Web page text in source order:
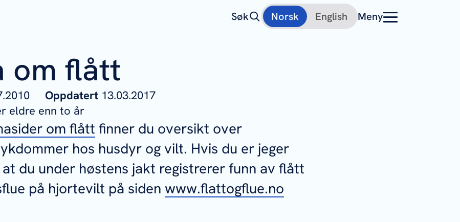
Søk Norsk English Meny
om flått
Oppdatert 13.03.2017
eldre enn to år
om flått finner du oversikt over
hos husdyr og vilt. Hvis du er jeger
du under høstens jakt registrerer funn av flått
på hjortevilt på siden www.flattogflue.no